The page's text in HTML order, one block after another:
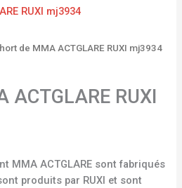
de MMA ACTGLARE RUXI mj3934
RUXI
MMA ACTGLARE sont fabriqués
produits par RUXI et sont